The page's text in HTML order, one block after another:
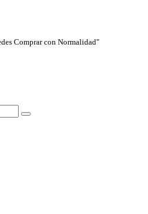
Comprar con Normalidad"